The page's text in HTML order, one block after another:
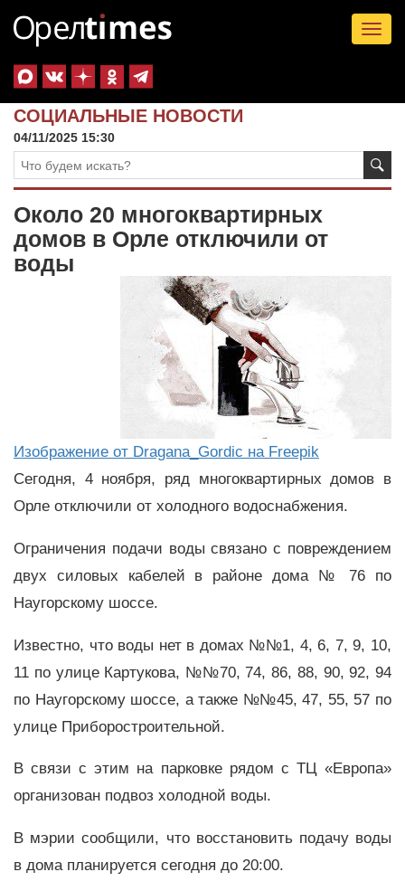
СОЦИАЛЬНЫЕ НОВОСТИ
04/11/2025 15:30
Около 20 многоквартирных
домов в Орле отключили от
воды
Изображение от Dragana_Gordic на Freepik
Сегодня, 4 ноября, ряд многоквартирных домов в
Орле отключили от холодного водоснабжения.
Ограничения подачи воды связано с повреждением
двух силовых кабелей в районе дома № 76 по
Наугорскому шоссе.
Известно, что воды нет в домах №№1, 4, 6, 7, 9, 10,
11 по улице Картукова, №№70, 74, 86, 88, 90, 92, 94
по Наугорскому шоссе, а также №№45, 47, 55, 57 по
улице Приборостроительной.
В связи с этим на парковке рядом с ТЦ «Европа»
организован подвоз холодной воды.
В мэрии сообщили, что восстановить подачу воды
в дома планируется сегодня до 20:00.